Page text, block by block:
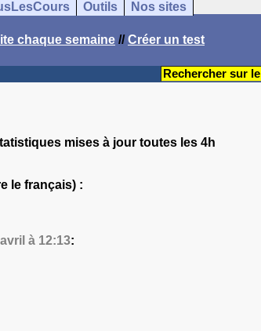
Outils Nos sites
chaque semaine //Créer un test
mises à jour toutes les 4h
le français) :
à 12:13: